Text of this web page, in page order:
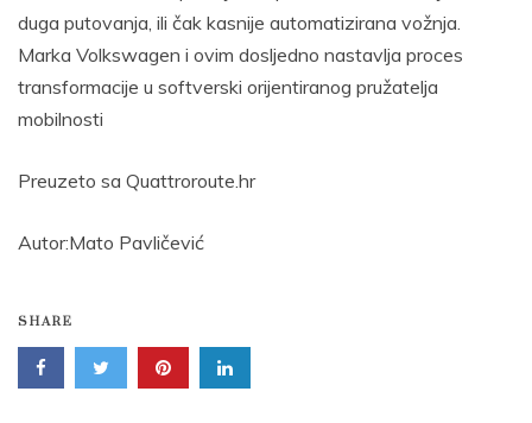
duga putovanja, ili čak kasnije automatizirana vožnja.
Marka Volkswagen i ovim dosljedno nastavlja proces
transformacije u softverski orijentiranog pružatelja
mobilnosti
Preuzeto sa Quattroroute.hr
Autor:Mato Pavličević
SHARE